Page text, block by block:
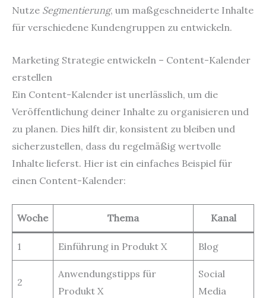
Nutze Segmentierung, um maßgeschneiderte Inhalte
für verschiedene Kundengruppen zu entwickeln.
Marketing Strategie entwickeln – Content-Kalender
erstellen
Ein Content-Kalender ist unerlässlich, um die
Veröffentlichung deiner Inhalte zu organisieren und
zu planen. Dies hilft dir, konsistent zu bleiben und
sicherzustellen, dass du regelmäßig wertvolle
Inhalte lieferst. Hier ist ein einfaches Beispiel für
einen Content-Kalender:
Woche Thema Kanal
1 Einführung in Produkt X Blog
2
Anwendungstipps für
Produkt X
Social
Media